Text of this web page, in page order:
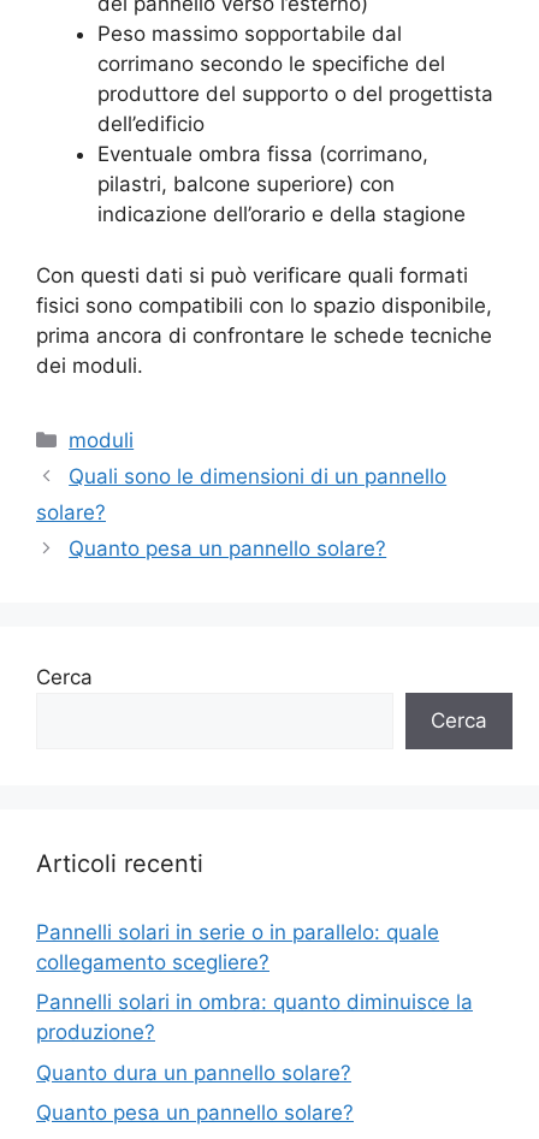
Peso massimo sopportabile dal
corrimano secondo le specifiche del
produttore del supporto o del progettista
dell’edificio
Eventuale ombra fissa (corrimano,
pilastri, balcone superiore) con
indicazione dell’orario e della stagione
Con questi dati si può verificare quali formati
fisici sono compatibili con lo spazio disponibile,
prima ancora di confrontare le schede tecniche
dei moduli.
Categorie
moduli
Quali sono le dimensioni di un pannello
solare?
Quanto pesa un pannello solare?
Cerca
Cerca
Articoli recenti
Pannelli solari in serie o in parallelo: quale
collegamento scegliere?
Pannelli solari in ombra: quanto diminuisce la
produzione?
Quanto dura un pannello solare?
Quanto pesa un pannello solare?